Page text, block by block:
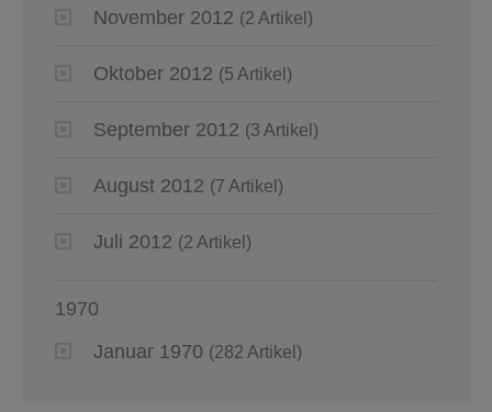
November 2012 (2 Artikel)
Oktober 2012 (5 Artikel)
September 2012 (3 Artikel)
August 2012 (7 Artikel)
Juli 2012 (2 Artikel)
1970
Januar 1970 (282 Artikel)